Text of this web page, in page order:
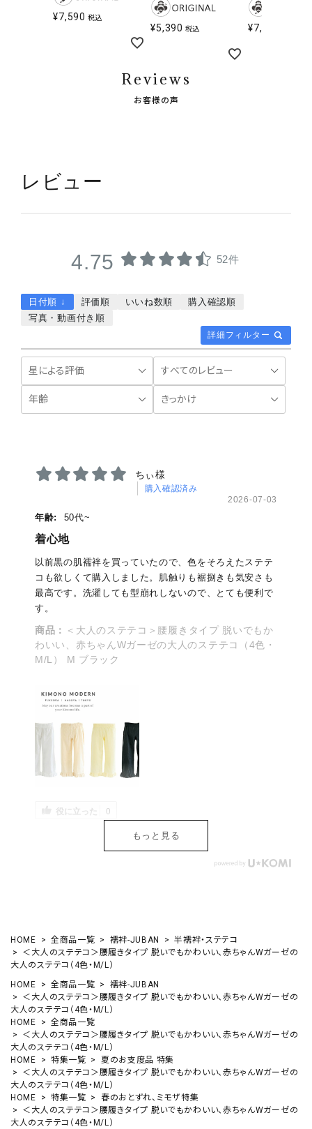
¥7,590 税込
¥5,390 税込 ¥7,590
Reviews
お客様の声
レビュー
4.75 52件
詳細フィルター
日付順 ↓ 評価順 いいね数順
購入確認順
写真・動画付き順
ちぃ様
購入確認済み
2026-07-03
年齢: 50代~
着心地
以前黒の肌襦袢を買っていたので、色をそろえたステテ
コも欲しくて購入しました。肌触りも裾捌きも気安さも
最高です。洗濯しても型崩れしないので、とても便利で
す。
商品：
＜大人のステテコ＞腰履きタイプ 脱いでもか
わいい、赤ちゃんWガーゼの大人のステテコ（4色・
M/L） M ブラック
役に立った 0
もっと見る
HOME 全商品一覧 襦袢-JUBAN
半襦袢・ステテコ
＜大人のステテコ＞腰履きタイプ 脱いでもかわいい、赤ちゃんWガーゼの
大人のステテコ（4色・M/L）
HOME
全商品一覧
襦袢-JUBAN
＜大人のステテコ＞腰履きタイプ 脱いでもかわいい、赤ちゃんWガーゼの
大人のステテコ（4色・M/L）
HOME
全商品一覧
＜大人のステテコ＞腰履きタイプ 脱いでもかわいい、赤ちゃんWガーゼの
大人のステテコ（4色・M/L）
HOME
特集一覧
夏のお支度品 特集
＜大人のステテコ＞腰履きタイプ 脱いでもかわいい、赤ちゃんWガーゼの
大人のステテコ（4色・M/L）
HOME
特集一覧
春のおとずれ、ミモザ特集
＜大人のステテコ＞腰履きタイプ 脱いでもかわいい、赤ちゃんWガーゼの
大人のステテコ（4色・M/L）